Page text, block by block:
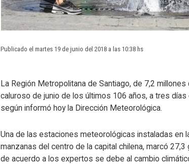
Publicado el martes 19 de junio del 2018 a las 10:38 hs
La Región Metropolitana de Santiago, de 7,2
caluroso de junio de los últimos 106 años, a tres días
según informó hoy la Dirección Meteorológica.
Una de las estaciones meteorológicas instaladas en
manzanas del centro de la capital chilena, marcó
de acuerdo a los expertos se debe al cambio